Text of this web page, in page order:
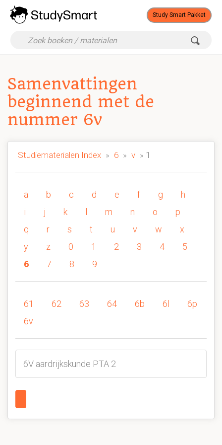
Study Smart Pakket
Samenvattingen
beginnend met de
nummer 6v
Studiematerialen Index » 6 » v » 1
a b c d e f g
h
i
j k m n o
p
q
r s t u v w
x
y
z 0 1 2 3 4
5
6
7 8 9
61 62 63 64 6b 6l
6p
6v
6V aardrijkskunde PTA 2